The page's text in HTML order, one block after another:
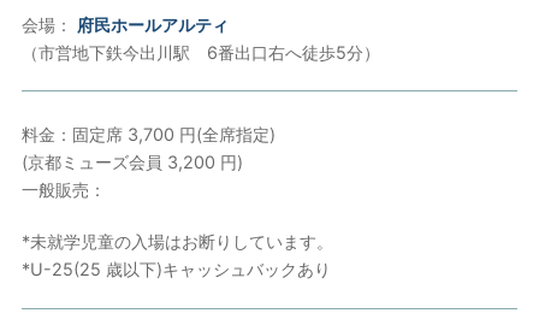
会場： 府民ホールアルティ
（市営地下鉄今出川駅 6番出口右へ徒歩5分）
料金：固定席 3,700 円(全席指定)
(京都ミューズ会員 3,200 円)
一般販売：
*未就学児童の入場はお断りしています。
*U-25(25 歳以下)キャッシュバックあり